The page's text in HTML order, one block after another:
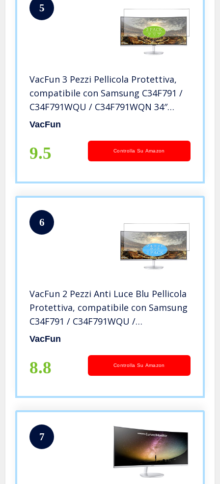
5
VacFun 3 Pezzi Pellicola Protettiva,
compatibile con Samsung C34F791 /
C34F791WQU / C34F791WQN 34″
Monitor Screen Protector Protezioni
NuovaVersione
VacFun
9.5 Controlla Su Amazon
6
VacFun 2 Pezzi Anti Luce Blu Pellicola
Protettiva, compatibile con Samsung
C34F791 / C34F791WQU /
C34F791WQN 34″ Monitor Screen
Vetro Temperato) NuovaVersione
VacFun
8.8 Controlla Su Amazon
7